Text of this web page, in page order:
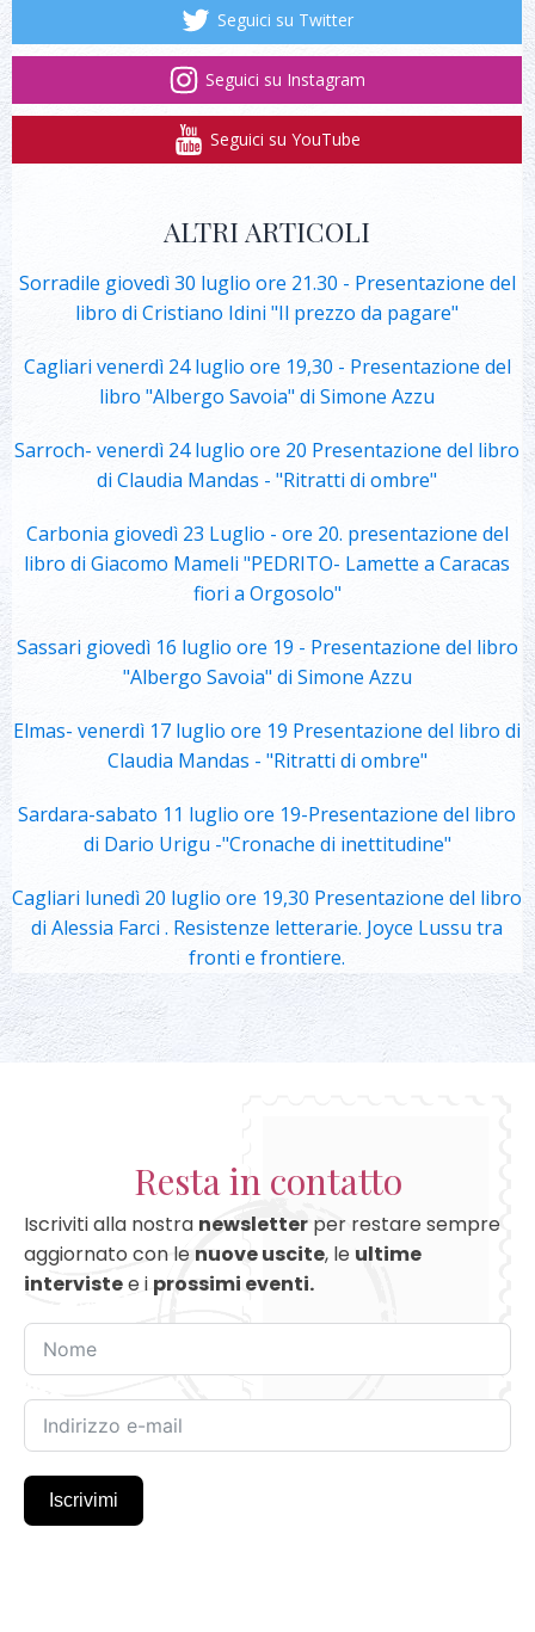
Seguici su Twitter
Seguici su Instagram
Seguici su YouTube
ALTRI ARTICOLI
Sorradile giovedì 30 luglio ore 21.30 - Presentazione del
libro di Cristiano Idini "Il prezzo da pagare"
Cagliari venerdì 24 luglio ore 19,30 - Presentazione del
libro "Albergo Savoia" di Simone Azzu
Sarroch- venerdì 24 luglio ore 20 Presentazione del libro
di Claudia Mandas - "Ritratti di ombre"
Carbonia giovedì 23 Luglio - ore 20. presentazione del
libro di Giacomo Mameli "PEDRITO- Lamette a Caracas
fiori a Orgosolo"
Sassari giovedì 16 luglio ore 19 - Presentazione del libro
"Albergo Savoia" di Simone Azzu
Elmas- venerdì 17 luglio ore 19 Presentazione del libro di
Claudia Mandas - "Ritratti di ombre"
Sardara-sabato 11 luglio ore 19-Presentazione del libro
di Dario Urigu -"Cronache di inettitudine"
Cagliari lunedì 20 luglio ore 19,30 Presentazione del libro
di Alessia Farci . Resistenze letterarie. Joyce Lussu tra
fronti e frontiere.
Resta in contatto
Iscriviti alla nostra newsletter per restare sempre
aggiornato con le nuove uscite, le ultime
intervistee i prossimi eventi.
Iscrivimi